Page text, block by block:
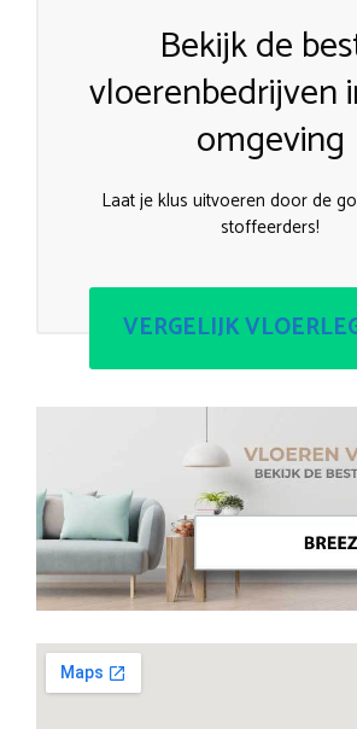
Bekijk de
vloerenbedrijven
omgeving
Laat je klus uitvoeren door de
stoffeerders!
VERGELIJK